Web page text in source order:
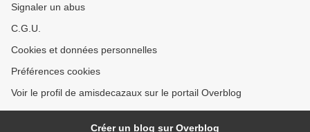
Signaler un abus
C.G.U.
Cookies et données personnelles
Préférences cookies
Voir le profil de amisdecazaux sur le portail Overblog
Créer un blog sur Overblog